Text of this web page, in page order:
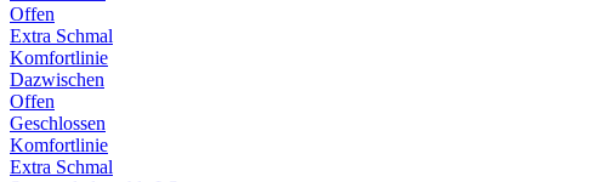
Offen
Extra Schmal
Komfortlinie
Dazwischen
Offen
Geschlossen
Komfortlinie
Extra Schmal